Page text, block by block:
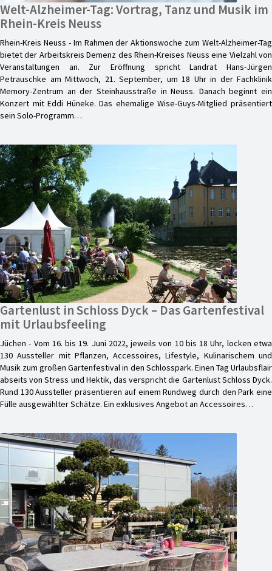
Welt-Alzheimer-Tag: Vortrag, Tanz und Musik im
Rhein-Kreis Neuss
Rhein-Kreis Neuss - Im Rahmen der Aktionswoche zum Welt-Alzheimer-Tag
bietet der Arbeitskreis Demenz des Rhein-Kreises Neuss eine Vielzahl von
Veranstaltungen an. Zur Eröffnung spricht Landrat Hans-Jürgen
Petrauschke am Mittwoch, 21. September, um 18 Uhr in der Fachklinik
Memory-Zentrum an der Steinhausstraße in Neuss. Danach beginnt ein
Konzert mit Eddi Hüneke. Das ehemalige Wise-Guys-Mitglied präsentiert
sein Solo-Programm…
Gartenlust in Schloss Dyck – Das Gartenfestival
mit Urlaubsfeeling
Jüchen - Vom 16. bis 19. Juni 2022, jeweils von 10 bis 18 Uhr, locken etwa
130 Aussteller mit Pflanzen, Accessoires, Lifestyle, Kulinarischem und
Musik zum großen Gartenfestival in den Schlosspark. Einen Tag Urlaubsflair
abseits von Stress und Hektik, das verspricht die Gartenlust Schloss Dyck.
Rund 130 Aussteller präsentieren auf einem Rundweg durch den Park eine
Fülle ausgewählter Schätze. Ein exklusives Angebot an Accessoires…